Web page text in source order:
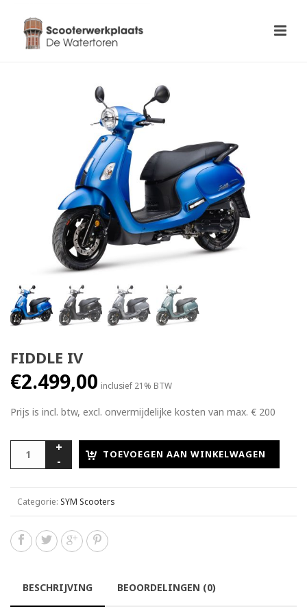
FIDDLE IV
€2.499,00 inclusief 21% BTW
Prijs is incl. btw, excl. onvermijdelijke kosten van max. € 200
TOEVOEGEN AAN WINKELWAGEN
Categorie: SYM Scooters
BESCHRIJVING BEOORDELINGEN (0)